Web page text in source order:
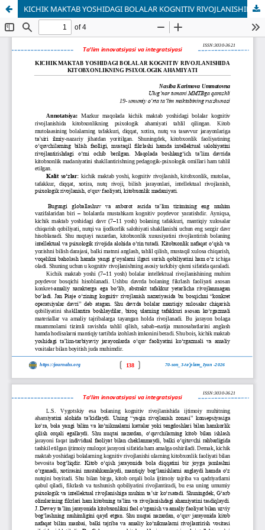
KICHIK MAKTAB YOSHIDAGI BOLALAR KOGNITIV RIVOJLANISHIDA KITOBXONLIKNING PSIXOLOGIK AHAMIYATI